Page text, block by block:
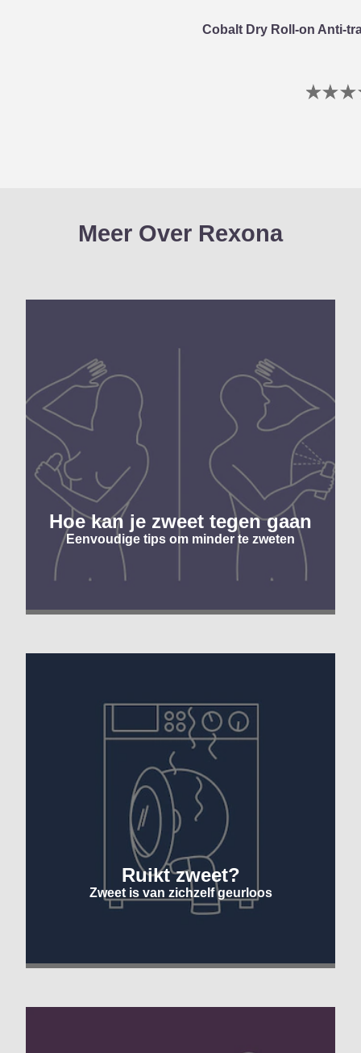
Cobalt Dry Roll-on Anti-
Meer Over Rexona
Hoe kan je zweet tegen gaan
Eenvoudige tips om minder te zweten
Ruikt zweet?
Zweet is van zichzelf geurloos